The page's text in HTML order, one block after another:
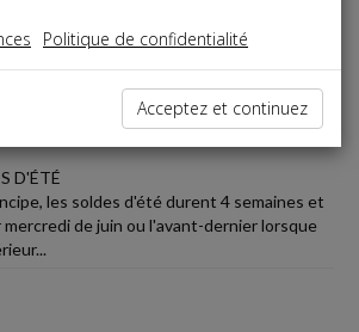
dépêches
D'ÉTÉ
les soldes d'été durent 4 semaines et
de juin ou l'avant-dernier lorsque
Politique de confidentialité
Acceptez et continuez